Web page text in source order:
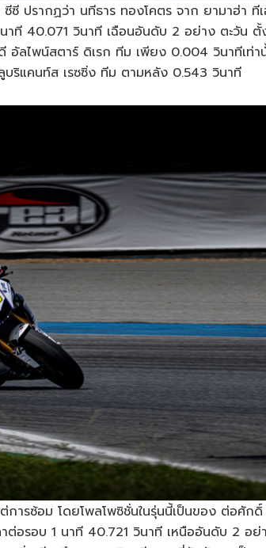
ซี ปรากฏว่า นทีธาร ทองโคตร จาก ยามาฮ่า
าที 40.071 วินาที เฉือนอันดับ 2 อย่าง ตะวัน
อัลไพน์สตาร์ ดิเรก ทีม เพียง 0.004 วินาทีเท่
ริแคนท์ส เรซซิ่ง ทีม ตามหลัง 0.543 วินาที
ารซ้อม โดยโพลโพซิชั่นในรุ่นนี้เป็นของ ต่อศัก
อรอบ 1 นาที 40.721 วินาที เหนืออันดับ 2 อย่